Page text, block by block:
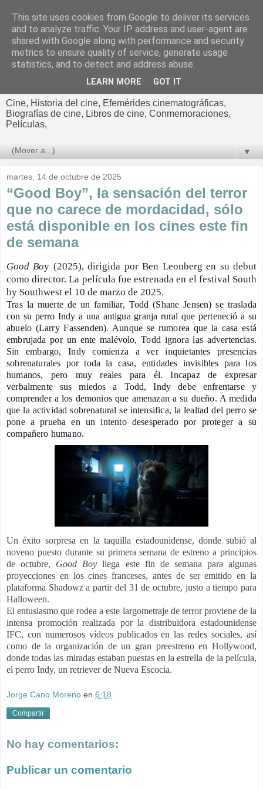
El cultural
cinematográfico de Jorge
Cine, Historia del cine, Efemérides cinematográficas,
Biografías de cine, Libros de cine, Conmemoraciones,
Películas,
▼
martes, 14 de octubre de 2025
“Good Boy”, la sensación del terror
que no carece de mordacidad, sólo
está disponible en los cines este fin
de semana
Good Boy (2025), dirigida por Ben Leonberg en su debut
como director. La película fue estrenada en el festival South
by Southwest el 10 de marzo de 2025.
Tras la muerte de un familiar, Todd (Shane Jensen) se traslada
con su perro Indy a una antigua granja rural que perteneció a su
abuelo (Larry Fassenden). Aunque se rumorea que la casa está
embrujada por un ente malévolo, Todd ignora las advertencias.
Sin embargo, Indy comienza a ver inquietantes presencias
sobrenaturales por toda la casa, entidades invisibles para los
humanos, pero muy reales para él.Incapaz de expresar
verbalmente sus miedos a Todd, Indy debe enfrentarse y
comprender a los demonios que amenazan a su dueño. A medida
que la actividad sobrenatural se intensifica, la lealtad del perro se
pone a prueba en un intento desesperado por proteger a su
compañero humano.
Un éxito sorpresa en la taquilla estadounidense, donde subió al
noveno puesto durante su primera semana de estreno a principios
de octubre, Good Boy llega este fin de semana para algunas
proyecciones en los cines franceses, antes de ser emitido en la
plataforma Shadowza partir del 31 de octubre, justo a tiempo para
Halloween.
El entusiasmo que rodea a este largometraje de terror proviene de la
intensa promoción realizada por la distribuidora estadounidense
IFC, con numerosos vídeos publicados en las redes sociales, así
como de la organización de un gran preestreno en Hollywood,
donde todas las miradas estaban puestas en la estrella de la película,
el perro Indy, un retriever de Nueva Escocia.
Jorge Cano Moreno en 6:18
Compartir
No hay comentarios:
Publicar un comentario
This site uses cookies from Google to deliver its services
and to analyze traffic. Your IP address and user-agent are
shared with Google along with performance and security
metrics to ensure quality of service, generate usage
statistics, and to detect and address abuse.
LEARN MORE GOT IT